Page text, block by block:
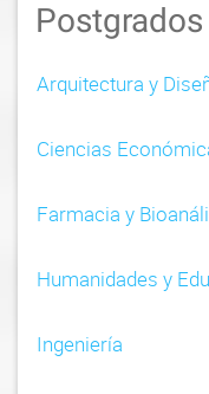
Arquitectura y
Ciencias
Farmacia y
Humanidades y
Ingeniería